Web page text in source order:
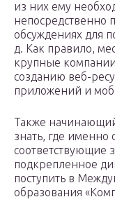
из них ему
непосредственно
обсуждениях для
д. Как правило,
крупные компании
созданию веб-
приложений и
Также
знать, где именно
соответствующие
подкрепленное
поступить в
образования